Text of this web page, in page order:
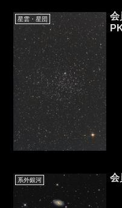
星雲・星団
会
系外銀河 会